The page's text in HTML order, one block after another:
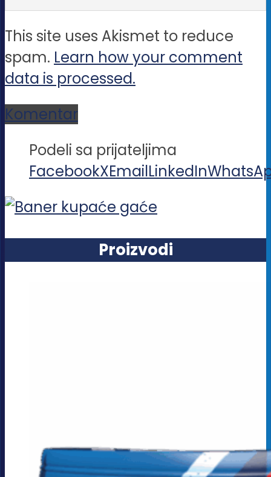
This site uses Akismet to reduce
spam. Learn how your comment
data is processed.
Komentar
Podeli sa prijateljima
FacebookXEmailLinkedIn
Proizvodi